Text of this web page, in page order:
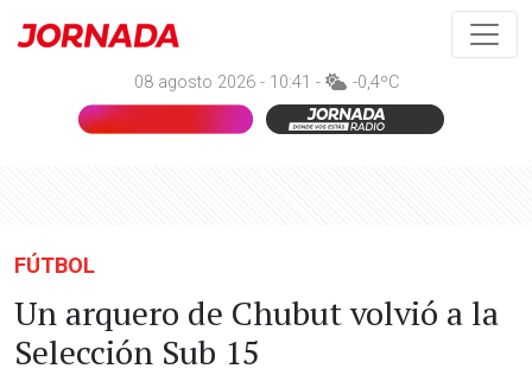
08 agosto 2026 - 10:41 - -0,4ºC
FÚTBOL
Un arquero de Chubut volvió a la
Selección Sub 15